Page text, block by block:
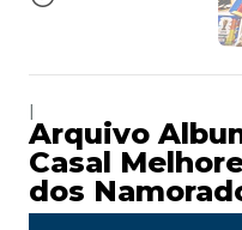
Arquivo
Casal
dos